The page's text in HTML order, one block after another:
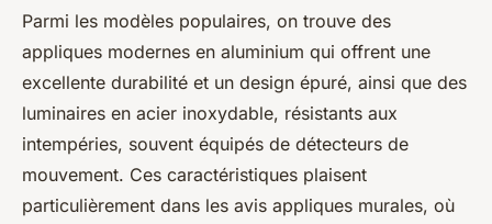
Parmi les modèles populaires, on trouve des
appliques modernes en aluminium qui offrent une
excellente durabilité et un design épuré, ainsi que des
luminaires en acier inoxydable, résistants aux
intempéries, souvent équipés de détecteurs de
mouvement. Ces caractéristiques plaisent
particulièrement dans les avis appliques murales, où